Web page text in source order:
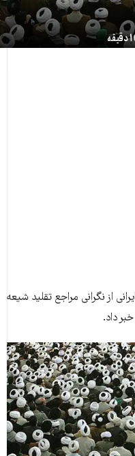
۱ دقیقه
از نگرانی مراجع تقليد شيعه
داد.